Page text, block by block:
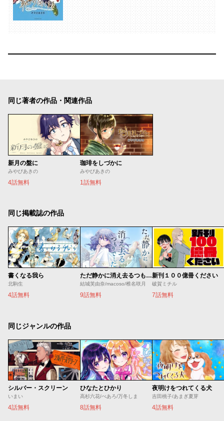
同じ著者の作品・関連作品
新月の盤に
みやびあきの
4話無料
珈琲をしづかに
みやびあきの
1話無料
同じ掲載誌の作品
書くなる我ら
北駒生
4話無料
ただ静かに消え去るつもりでした
結城芙由奈/macoso/椎名咲月
9話無料
新刊１００億冊ください
破賀ミチル
7話無料
同じジャンルの作品
シルバー・スクリーン
いまい
4話無料
ひなたとひかり
高杉六花/べあろ/万冬しま
8話無料
夜明けをつれてくる犬
吉田桃子/あまぎ夏芽
4話無料